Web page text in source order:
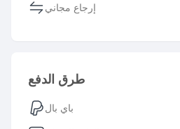
إرجاع مجاني
طرق الدفع
باي بال